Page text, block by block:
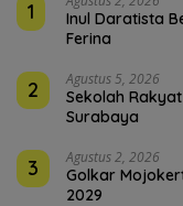
1
Inul Daratista
Ferina
2 Agustus 5, 2026
Sekolah
Surabaya
3 Agustus 2, 2026
Golkar
2029